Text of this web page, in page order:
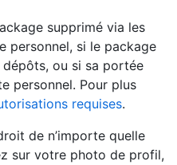
supprimé via les
personnel, si le package
ou si sa portée
personnel. Pour plus
requises.
de n’importe quelle
sur votre photo de profil,